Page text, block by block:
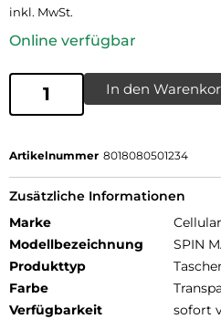
inkl. MwSt.
Online verfügbar
In den
Artikelnummer 8018080501234
Zusätzliche Informationen
Marke
Modellbezeichnung
SPIN
Produkttyp
Farbe
Verfügbarkeit
sofort